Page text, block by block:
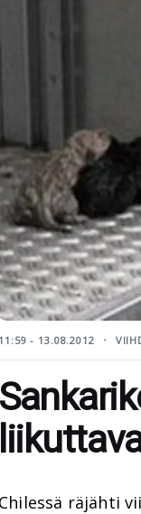
11:59 - 13.08.2012
Chilessä räjähti